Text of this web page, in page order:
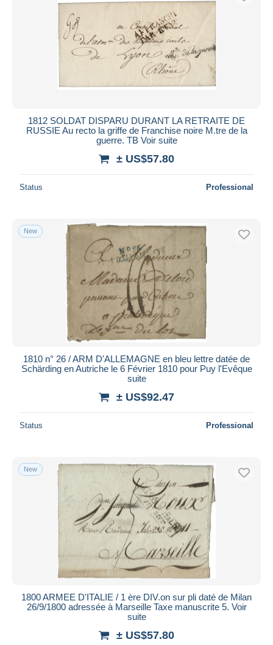
1812 SOLDAT DISPARU DURANT LA RETRAITE DE
RUSSIE Au recto la griffe de Franchise noire M.tre de la
guerre. TB Voir suite
± US$57.80
Status Professional
New
1810 n° 26 / ARM D'ALLEMAGNE en bleu lettre datée de
Schärding en Autriche le 6 Février 1810 pour Puy l'Evêque
suite
± US$92.47
Status Professional
New
1800 ARMEE D'ITALIE / 1 ère DIV.on sur pli daté de Milan
26/9/1800 adressée à Marseille Taxe manuscrite 5. Voir
suite
± US$57.80